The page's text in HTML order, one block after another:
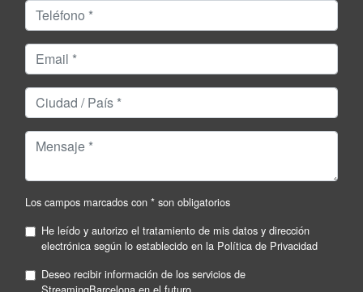
Los campos marcados con * son obligatorios
He leído y autorizo el tratamiento de mis datos y dirección
electrónica según lo establecido en la Política de Privacidad
Deseo recibir información de los servicios de